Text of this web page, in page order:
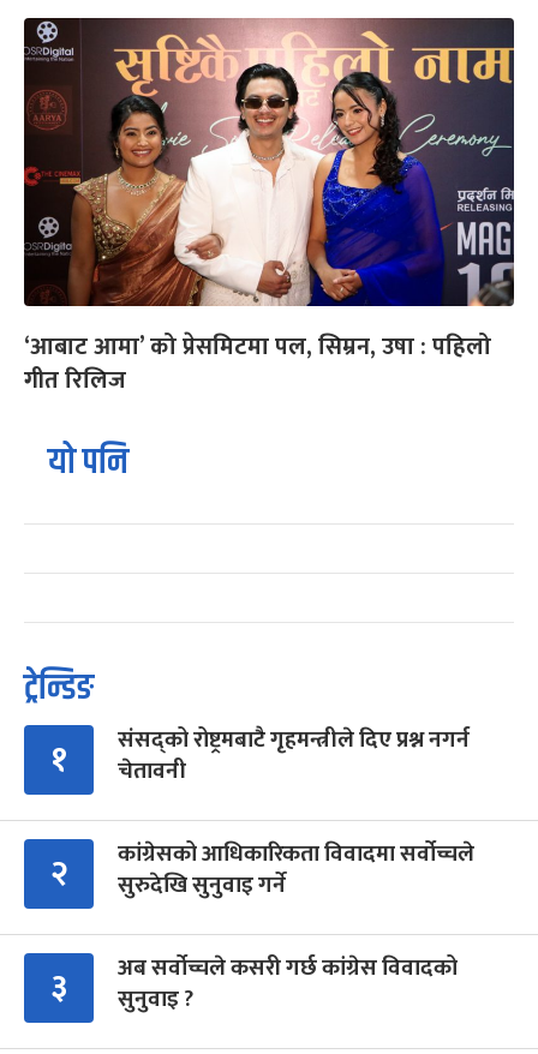
‘आबाट आमा’ को प्रेसमिटमा पल, सिम्रन, उषा : पहिलो
गीत रिलिज
यो पनि
ट्रेन्डिङ
१
संसद्को रोष्ट्रमबाटै गृहमन्त्रीले दिए प्रश्न नगर्न
चेतावनी
२
कांग्रेसको आधिकारिकता विवादमा सर्वोच्चले
सुरुदेखि सुनुवाइ गर्ने
३
अब सर्वोच्चले कसरी गर्छ कांग्रेस विवादको
सुनुवाइ ?